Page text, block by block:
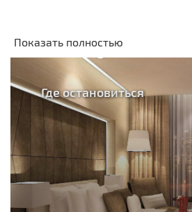
Показать полностью
Где остановиться